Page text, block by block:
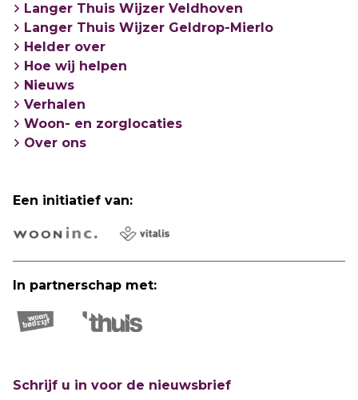
Langer Thuis Wijzer Veldhoven
Langer Thuis Wijzer Geldrop-Mierlo
Helder over
Hoe wij helpen
Nieuws
Verhalen
Woon- en zorglocaties
Over ons
Een initiatief van:
In partnerschap met:
Schrijf u in voor de nieuwsbrief